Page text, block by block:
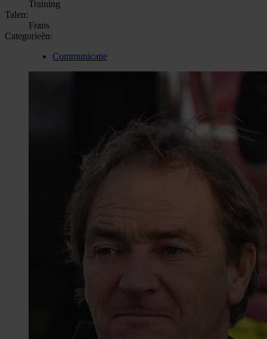
Training
Talen:
Frans
Categorieën:
Communicatie